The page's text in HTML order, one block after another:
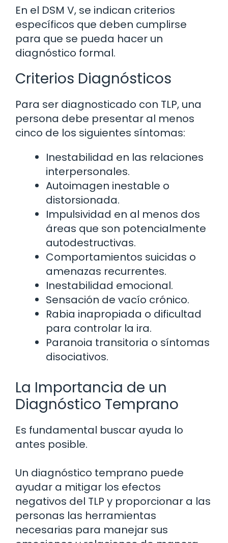
En el DSM V, se indican criterios
específicos que deben cumplirse
para que se pueda hacer un
diagnóstico formal.
Criterios Diagnósticos
Para ser diagnosticado con TLP, una
persona debe presentar al menos
cinco de los siguientes síntomas:
Inestabilidad en las relaciones
interpersonales.
Autoimagen inestable o
distorsionada.
Impulsividad en al menos dos
áreas que son potencialmente
autodestructivas.
Comportamientos suicidas o
amenazas recurrentes.
Inestabilidad emocional.
Sensación de vacío crónico.
Rabia inapropiada o dificultad
para controlar la ira.
Paranoia transitoria o síntomas
disociativos.
La Importancia de un
Diagnóstico Temprano
Es fundamental buscar ayuda lo
antes posible.
Un diagnóstico temprano puede
ayudar a mitigar los efectos
negativos del TLP y proporcionar a las
personas las herramientas
necesarias para manejar sus